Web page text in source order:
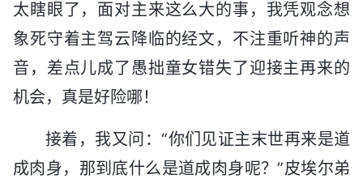
太瞎眼了，面对主来这么大的事，我凭观念想
象死守着主驾云降临的经文，不注重听神的声
音，差点儿成了愚拙童女错失了迎接主再来的
机会，真是好险哪！
接着，我又问：“你们见证主末世再来是道
成肉身，那到底什么是道成肉身呢？”皮埃尔弟